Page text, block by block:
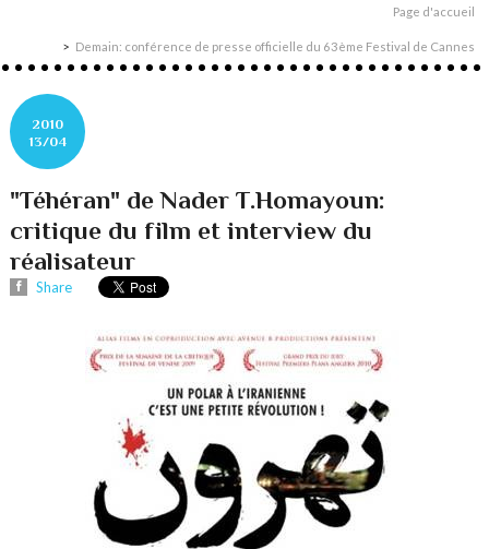
Page d'accueil
Demain: conférence de presse officielle du 63ème Festival de Cannes
2010
13/04
"Téhéran" de Nader T.Homayoun:
critique du film et interview du
réalisateur
Share